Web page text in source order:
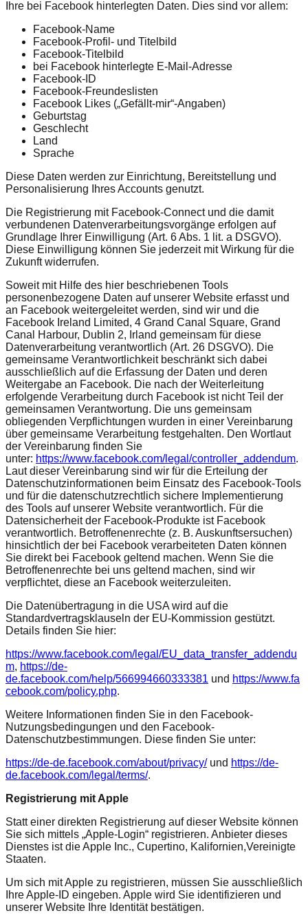
Ihre bei Facebook hinterlegten Daten. Dies sind vor allem:
Facebook-Name
Facebook-Profil- und Titelbild
Facebook-Titelbild
bei Facebook hinterlegte E-Mail-Adresse
Facebook-ID
Facebook-Freundeslisten
Facebook Likes („Gefällt-mir“-Angaben)
Geburtstag
Geschlecht
Land
Sprache
Diese Daten werden zur Einrichtung, Bereitstellung und
Personalisierung Ihres Accounts genutzt.
Die Registrierung mit Facebook-Connect und die damit
verbundenen Datenverarbeitungsvorgänge erfolgen auf
Grundlage Ihrer Einwilligung (Art. 6 Abs. 1 lit. a DSGVO).
Diese Einwilligung können Sie jederzeit mit Wirkung für die
Zukunft widerrufen.
Soweit mit Hilfe des hier beschriebenen Tools
personenbezogene Daten auf unserer Website erfasst und
an Facebook weitergeleitet werden, sind wir und die
Facebook Ireland Limited, 4 Grand Canal Square, Grand
Canal Harbour, Dublin 2, Irland gemeinsam für diese
Datenverarbeitung verantwortlich (Art. 26 DSGVO). Die
gemeinsame Verantwortlichkeit beschränkt sich dabei
ausschließlich auf die Erfassung der Daten und deren
Weitergabe an Facebook. Die nach der Weiterleitung
erfolgende Verarbeitung durch Facebook ist nicht Teil der
gemeinsamen Verantwortung. Die uns gemeinsam
obliegenden Verpflichtungen wurden in einer Vereinbarung
über gemeinsame Verarbeitung festgehalten. Den Wortlaut
der Vereinbarung finden Sie
unter: https://www.facebook.com/legal/controller_addendum.
Laut dieser Vereinbarung sind wir für die Erteilung der
Datenschutzinformationen beim Einsatz des Facebook-Tools
und für die datenschutzrechtlich sichere Implementierung
des Tools auf unserer Website verantwortlich. Für die
Datensicherheit der Facebook-Produkte ist Facebook
verantwortlich. Betroffenenrechte (z. B. Auskunftsersuchen)
hinsichtlich der bei Facebook verarbeiteten Daten können
Sie direkt bei Facebook geltend machen. Wenn Sie die
Betroffenenrechte bei uns geltend machen, sind wir
verpflichtet, diese an Facebook weiterzuleiten.
Die Datenübertragung in die USA wird auf die
Standardvertragsklauseln der EU-Kommission gestützt.
Details finden Sie hier:
https://www.facebook.com/legal/EU_data_transfer_addendu
m, https://de-
de.facebook.com/help/566994660333381 und https://www.fa
cebook.com/policy.php.
Weitere Informationen finden Sie in den Facebook-
Nutzungsbedingungen und den Facebook-
Datenschutzbestimmungen. Diese finden Sie unter:
https://de-de.facebook.com/about/privacy/und https://de-
de.facebook.com/legal/terms/.
Registrierung mit Apple
Statt einer direkten Registrierung auf dieser Website können
Sie sich mittels „Apple-Login“ registrieren. Anbieter dieses
Dienstes ist die Apple Inc., Cupertino, Kalifornien,Vereinigte
Staaten.
Um sich mit Apple zu registrieren, müssen Sie ausschließlich
Ihre Apple-ID eingeben. Apple wird Sie identifizieren und
unserer Website Ihre Identität bestätigen.